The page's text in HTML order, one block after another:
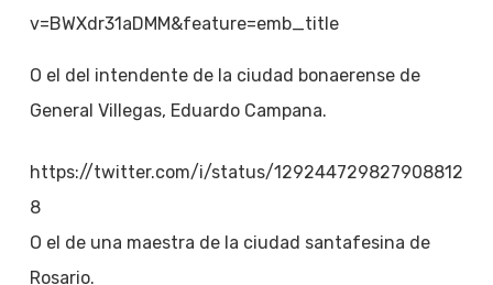
v=BWXdr31aDMM&feature=emb_title
O el del intendente de la ciudad bonaerense de
General Villegas, Eduardo Campana.
https://twitter.com/i/status/129244729827908812
8
O el de una maestra de la ciudad santafesina de
Rosario.